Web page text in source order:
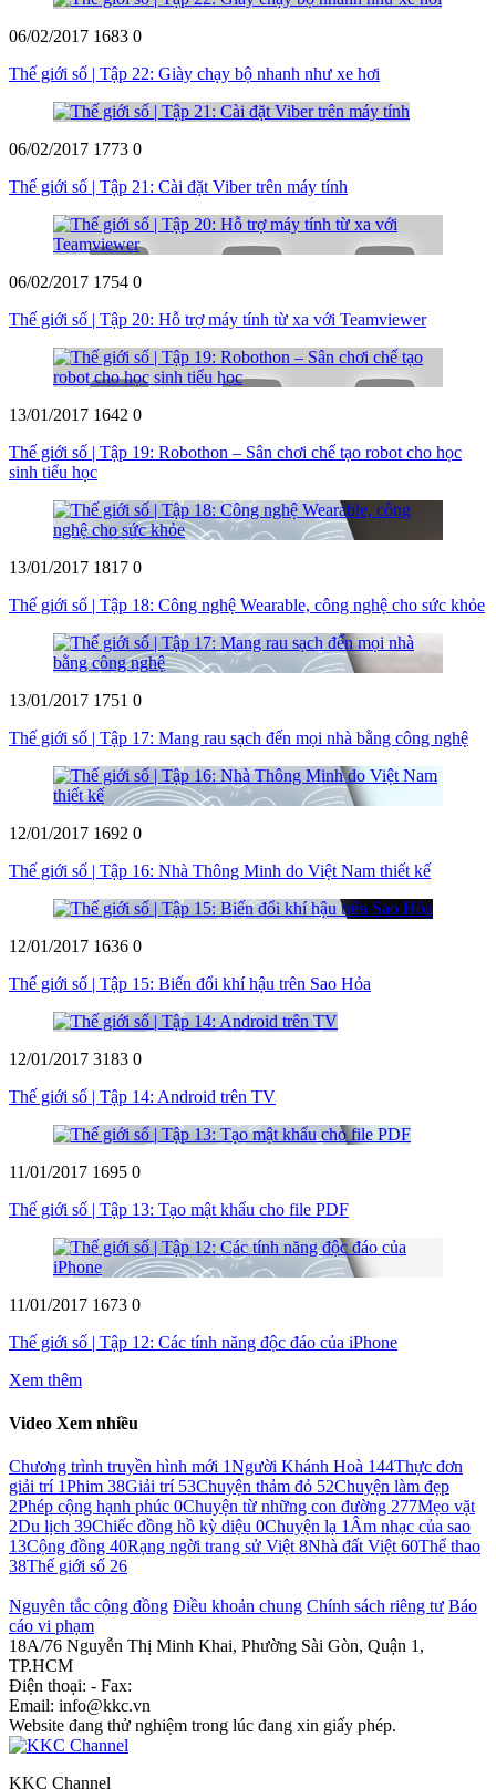
06/02/2017 1683 0
Thế giới số | Tập 22: Giày chạy bộ nhanh như xe hơi
06/02/2017 1773 0
Thế giới số | Tập 21: Cài đặt Viber trên máy tính
06/02/2017 1754 0
Thế giới số | Tập 20: Hỗ trợ máy tính từ xa với Teamviewer
13/01/2017 1642 0
Thế giới số | Tập 19: Robothon – Sân chơi chế tạo robot cho học
sinh tiểu học
13/01/2017 1817 0
Thế giới số | Tập 18: Công nghệ Wearable, công nghệ cho sức khỏe
13/01/2017 1751 0
Thế giới số | Tập 17: Mang rau sạch đến mọi nhà bằng công nghệ
12/01/2017 1692 0
Thế giới số | Tập 16: Nhà Thông Minh do Việt Nam thiết kế
12/01/2017 1636 0
Thế giới số | Tập 15: Biến đổi khí hậu trên Sao Hỏa
12/01/2017 3183 0
Thế giới số | Tập 14: Android trên TV
11/01/2017 1695 0
Thế giới số | Tập 13: Tạo mật khẩu cho file PDF
11/01/2017 1673 0
Thế giới số | Tập 12: Các tính năng độc đáo của iPhone
Xem thêm
Video Xem nhiều
Chương trình truyền hình mới 1Người Khánh Hoà 144Thực đơn
giải trí 1Phim 38Giải trí 53Chuyện thảm đỏ 52Chuyện làm đẹp
2Phép cộng hạnh phúc 0Chuyện từ những con đường 277Mẹo vặt
2Du lịch 39Chiếc đồng hồ kỳ diệu 0Chuyện lạ 1 Âm nhạc của sao
13Cộng đồng 40Rạng ngời trang sử Việt 8Nhà đất Việt 60Thể thao
38Thế giới số 26
Nguyên tắc cộng đồng Điều khoản chung Chính sách riêng tư Báo
cáo vi phạm
18A/76 Nguyễn Thị Minh Khai, Phường Sài Gòn, Quận 1,
TP.HCM
Điện thoại: - Fax:
Email: info@kkc.vn
Website đang thử nghiệm trong lúc đang xin giấy phép.
KKC Channel